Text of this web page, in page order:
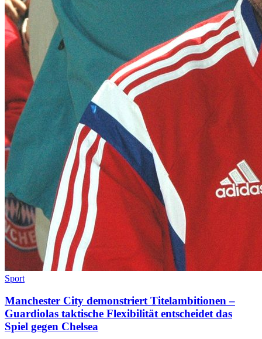
Sport
Manchester City demonstriert Titelambitionen –
Guardiolas taktische Flexibilität entscheidet das
Spiel gegen Chelsea